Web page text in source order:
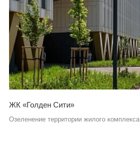
ЖК «Голден Сити»
Озеленение территории жилого комплекса